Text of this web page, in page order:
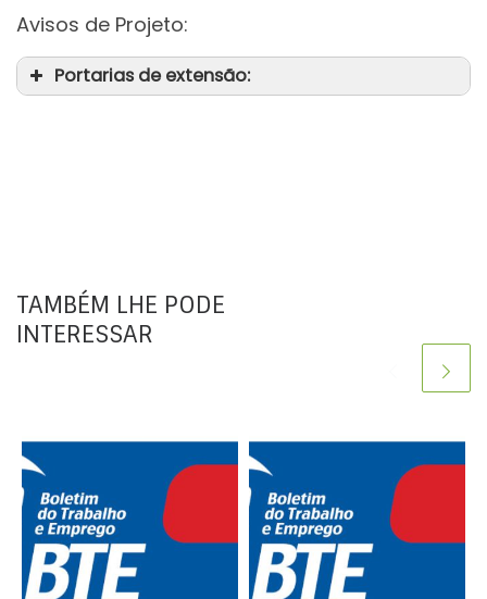
Avisos de Projeto:
Portarias de extensão:
TAMBÉM LHE PODE
INTERESSAR